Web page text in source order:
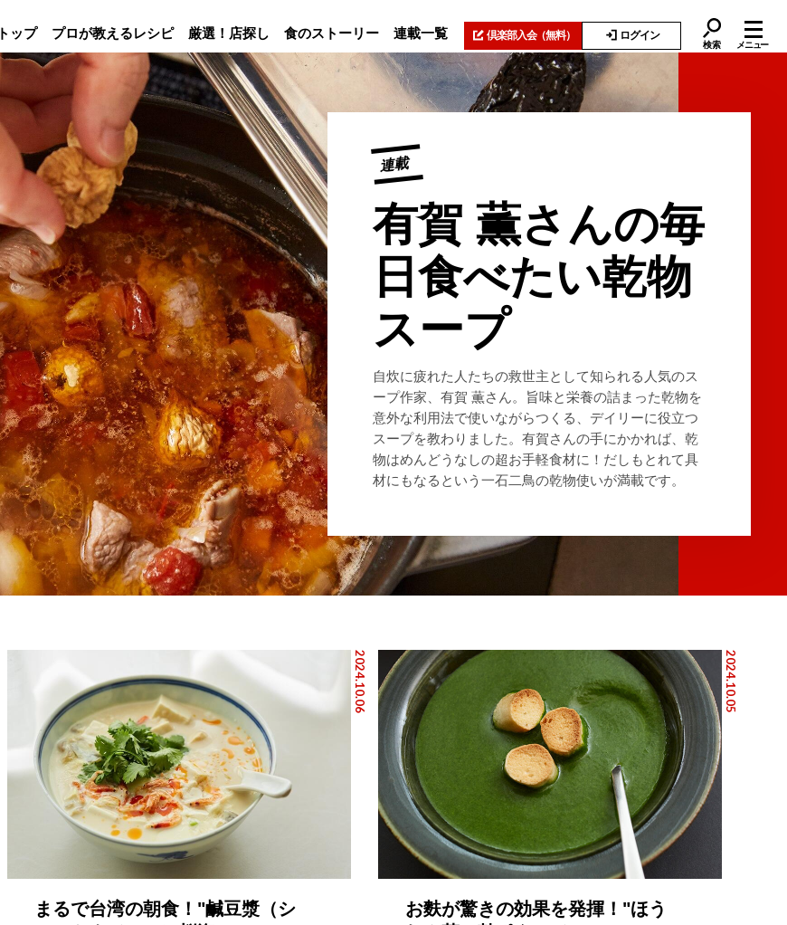
トップ プロが教えるレシピ 厳選！店探し 食のストーリー 連載一覧 倶楽部入会（無料） ログイン
検索 メニュー
連載
有賀 薫さんの毎
日食べたい乾物
スープ
自炊に疲れた人たちの救世主として知られる人気のス
ープ作家、有賀 薫さん。旨味と栄養の詰まった乾物を
意外な利用法で使いながらつくる、デイリーに役立つ
スープを教わりました。有賀さんの手にかかれば、乾
物はめんどうなしの超お手軽食材に！だしもとれて具
材にもなるという一石二鳥の乾物使いが満載です。
2024.10.06
まるで台湾の朝食！"鹹豆漿（シ
2024.10.05
お麩が驚きの効果を発揮！"ほう